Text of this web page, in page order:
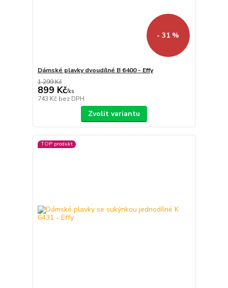
- 31 %
Dámské plavky dvoudílné B 6400 - Effy
1 299 Kč
899 Kč/ks
743 Kč bez DPH
Zvolit variantu
TOP produkt